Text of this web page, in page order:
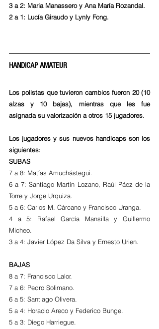
3 a 2: Maria Manassero y Ana María Rozandal.
2 a 1: Lucía Giraudo y Lynly Fong.
HANDICAP AMATEUR
Los polistas que tuvieron cambios fueron 20 (10
alzas y 10 bajas), mientras que les fue
asignada su valorización a otros 15 jugadores.
Los jugadores y sus nuevos handicaps son los
siguientes:
SUBAS
7 a 8: Matías Amuchástegui.
6 a 7: Santiago Martín Lozano, Raúl Páez de la
Torre y Jorge Urquiza.
5 a 6: Carlos M. Cárcano y Francisco Uranga.
4 a 5: Rafael García Mansilla y Guillermo
Micheo.
3 a 4: Javier López Da Silva y Ernesto Urien.
BAJAS
8 a 7: Francisco Lalor.
7 a 6: Pedro Solimano.
6 a 5: Santiago Olivera.
5 a 4: Horacio Areco y Federico Bunge.
5 a 3: Diego Harriegue.